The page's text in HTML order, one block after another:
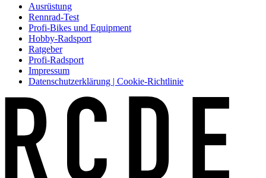
Ausrüstung
Rennrad-Test
Profi-Bikes und Equipment
Hobby-Radsport
Ratgeber
Profi-Radsport
Impressum
Datenschutzerklärung | Cookie-Richtlinie